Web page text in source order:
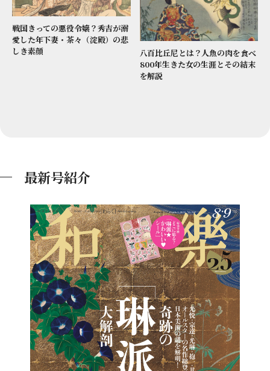
戦国きっての悪役令嬢？秀吉が溺
愛した年下妻・茶々（淀殿）の悲
しき素顔
八百比丘尼とは？人魚の肉を食べ
800年生きた女の生涯とその結末
を解説
最新号紹介